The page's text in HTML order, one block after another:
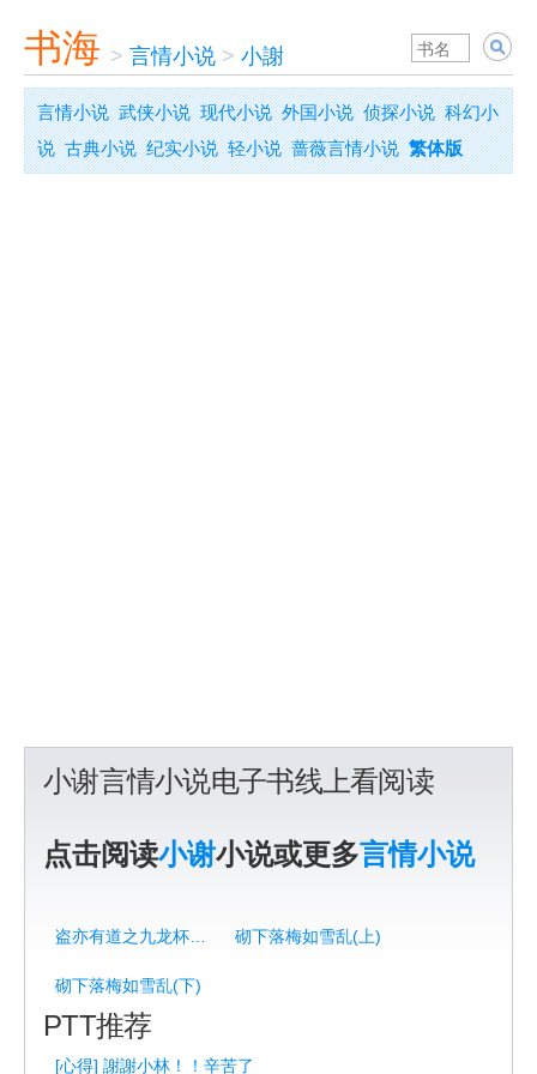
书海 > 言情小说 > 小謝
言情小说 武侠小说 现代小说 外国小说 侦探小说 科幻小
说 古典小说 纪实小说 轻小说 蔷薇言情小说 繁体版
小谢言情小说电子书线上看阅读
点击阅读小谢小说或更多言情小说
砌下落梅如雪乱(上)
砌下落梅如雪乱(下)
PTT推荐
[心得] 謝謝小林！！辛苦了